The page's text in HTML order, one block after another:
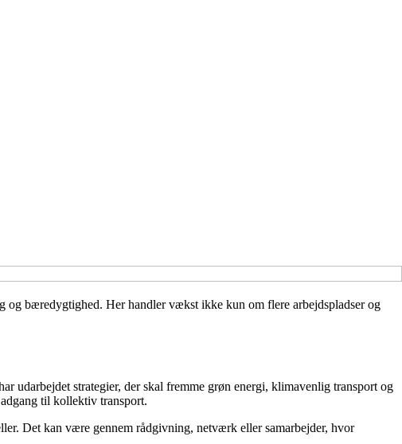
og bæredygtighed. Her handler vækst ikke kun om flere arbejdspladser og
strategier, der skal fremme grøn energi, klimavenlig transport og
til kollektiv transport.
Det kan være gennem rådgivning, netværk eller samarbejder, hvor